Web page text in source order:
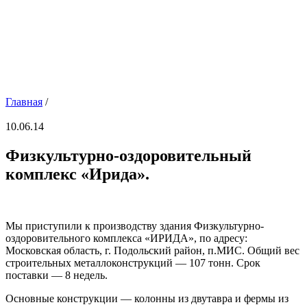
Главная /
10.06.14
Физкультурно-оздоровительный
комплекс «Ирида».
Мы приступили к производству здания Физкультурно-
оздоровительного комплекса «ИРИДА», по адресу:
Московская область, г. Подольский район, п.МИС. Общий вес
строительных металлоконструкций — 107 тонн. Срок
поставки — 8 недель.
Основные конструкции — колонны из двутавра и фермы из